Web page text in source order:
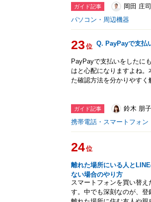
ガイド記事
岡田 庄司
パソコン・周辺機器
23 位 Q. PayPayで支払
PayPayで支払いをしたに
はと心配になりますよね
た確認方法を分かりやす
ガイド記事
鈴木 朋子
携帯電話・スマートフォン
24位
離れた場所にいる人と
ない場合のやり方
スマートフォンを買い替
す。中でも深刻なのが、登